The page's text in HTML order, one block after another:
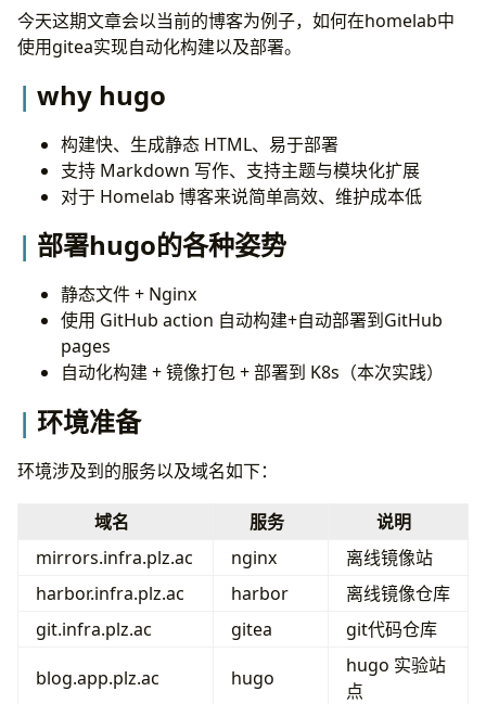
why hugo
部署hugo的各种姿势
环境准备
k8s 集群
镜像仓库
mirrors服务
gitea 服务器
gitea action
如何部署到k8s
ArgoCD部署
ArgoCD 配置
ArgoCD添加集群
infra-blog-deploy
ArgoCD部署应用
发布策略
可观测体系的建设
Uptime Kuma
Istio Tracing
日志
loki 部署
安全相关的建设
集群安全 WIP
今天这期文章会以当前的博客为例子，如何在homelab中
使用gitea实现自动化构建以及部署。
why hugo
构建快、生成静态 HTML、易于部署
支持 Markdown 写作、支持主题与模块化扩展
对于 Homelab 博客来说简单高效、维护成本低
部署hugo的各种姿势
静态文件 + Nginx
使用 GitHub action 自动构建+自动部署到GitHub
pages
自动化构建 + 镜像打包 + 部署到 K8s（本次实践）
环境准备
环境涉及到的服务以及域名如下：
域名 服务
说明
mirrors.infra.plz.ac
nginx
离线镜像站
harbor.infra.plz.ac
harbor
离线镜像仓库
git.infra.plz.ac
gitea git代码仓库
blog.app.plz.ac hugo
hugo 实验站
点